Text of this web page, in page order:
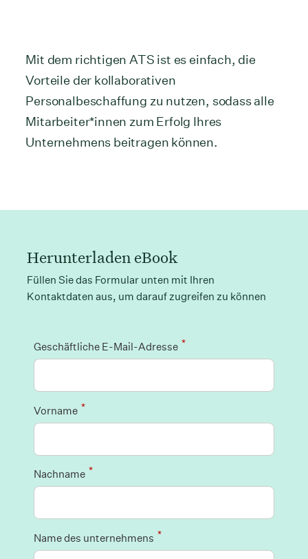
Mit dem richtigen ATS ist es einfach, die
Vorteile der kollaborativen
Personalbeschaffung zu nutzen, sodass alle
Mitarbeiter*innen zum Erfolg Ihres
Unternehmens beitragen können.
Herunterladen eBook
Füllen Sie das Formular unten mit Ihren
Kontaktdaten aus, um darauf zugreifen zu können
*
Geschäftliche E-Mail-Adresse
*
Vorname
*
Nachname
*
Name des unternehmens